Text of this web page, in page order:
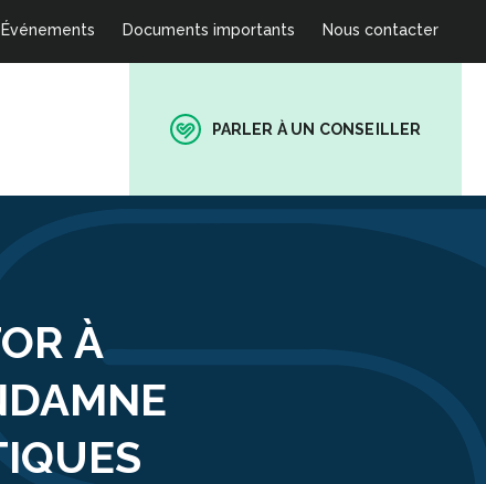
Événements Documents importants Nous contacter
PARLER À UN CONSEILLER
À